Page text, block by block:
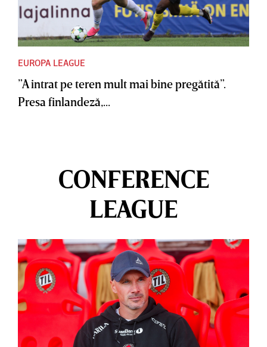
EUROPA LEAGUE
”A intrat pe teren mult mai bine pregătită”.
Presa finlandeză,...
CONFERENCE
LEAGUE